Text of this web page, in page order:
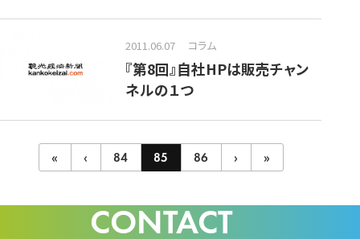
2011.06.07 コラム
『第8回』自社HPは販売チャン
ネルの１つ
« ‹ 84 85 86 › »